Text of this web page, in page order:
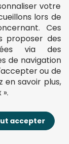
au panier
partir de 45 €.
des puzzles de
votre
lors de
Ces
proposer des
via des
de navigation
ou de
en savoir plus,
accepter